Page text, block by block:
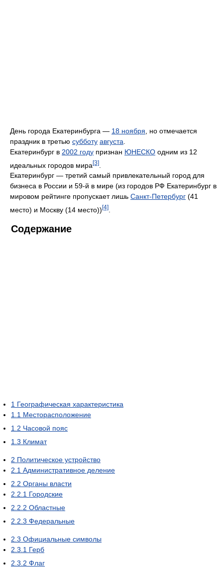
День города Екатеринбурга — 18 ноября , но отмечается
праздник в третью субботу августа
Екатеринбург в 2002 году признан ЮНЕСКО одним из 12
идеальных городов мира[3]
Екатеринбург — третий самый привлекательный город для
бизнеса в России и 59-й в мире (из городов РФ Екатеринбург в
мировом рейтинге пропускает лишь Санкт-Петербург (41
место) и Москву (14 место)) [4]
Содержание
1 Географическая характеристика
1.1 Месторасположение
1.2 Часовой пояс
1.3 Климат
2 Политическое устройство
2.1 Административное деление
2.2 Органы власти
2.2.1 Городские
2.2.2 Областные
2.2.3 Федеральные
2.3 Официальные символы
2.3.1 Герб
2.3.2 Флаг